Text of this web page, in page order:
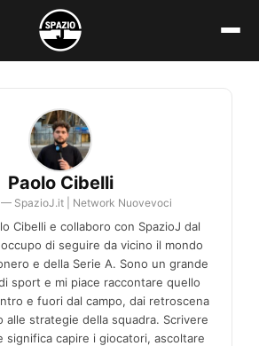
Paolo Cibelli
— SpazioJ.it | Network Nuovevoci
Cibelli e collaboro con SpazioJ dal
di seguire da vicino il mondo
e della Serie A. Sono un grande
sport e mi piace raccontare quello
e fuori dal campo, dai retroscena
alle strategie della squadra. Scrivere
significa capire i giocatori, ascoltare